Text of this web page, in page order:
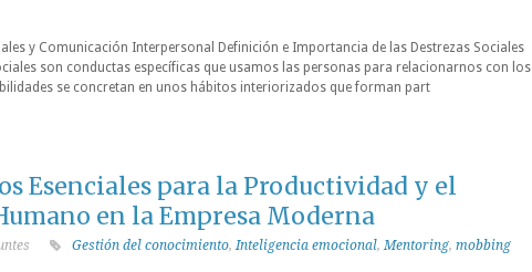
y Comunicación Interpersonal Definición e Importancia de las Destrezas Sociales
son conductas específicas que usamos las personas para relacionarnos con los
se concretan en unos hábitos interiorizados que forman part
Esenciales para la Productividad y el
en la Empresa Moderna
Gestión del conocimiento,Inteligencia emocional,Mentoring, mobbing